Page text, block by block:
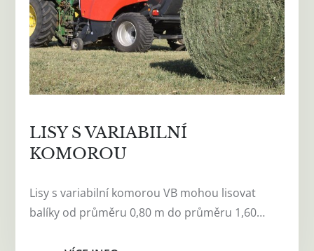
LISY S VARIABILNÍ
KOMOROU
Lisy s variabilní komorou VB mohou lisovat
balíky od průměru 0,80 m do průměru 1,60…